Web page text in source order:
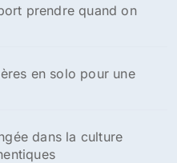
prendre quand on
en solo pour une
dans la culture